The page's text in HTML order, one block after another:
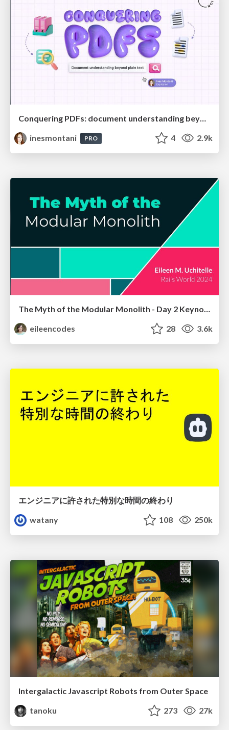
Conquering PDFs: document understanding beyond plain text
inesmontani
PRO 4 2.9k
The Myth of the Modular Monolith - Day 2 Keynote - Rails World 2024
eileencodes
28 3.6k
エンジニアに許された特別な時間の終わり
watany
108 250k
Intergalactic Javascript Robots from Outer Space
tanoku
273 27k